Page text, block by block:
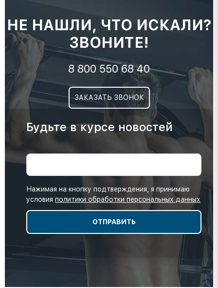
НЕ НАШЛИ, ЧТО ИСКАЛИ?
ЗВОНИТЕ!
8 800 550 68 40
ЗАКАЗАТЬ ЗВОНОК
Будьте в курсе новостей
Нажимая на кнопку подтверждения, я принимаю
условия политики обработки персональных данных